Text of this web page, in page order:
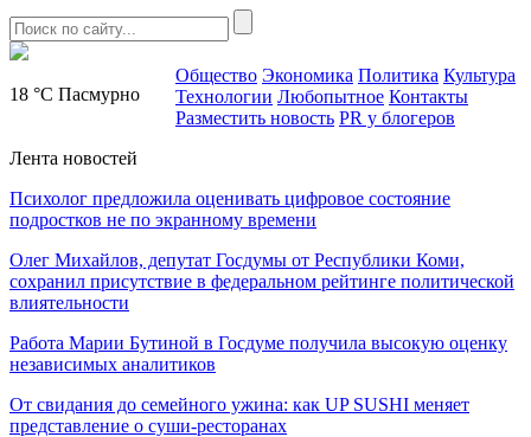
18 °C Пасмурно
Общество Экономика Политика Культура
Технологии Любопытное Контакты
Разместить новость PR у блогеров
Лента новостей
Психолог предложила оценивать цифровое состояние
подростков не по экранному времени
Олег Михайлов, депутат Госдумы от Республики Коми,
сохранил присутствие в федеральном рейтинге политической
влиятельности
Работа Марии Бутиной в Госдуме получила высокую оценку
независимых аналитиков
От свидания до семейного ужина: как UP SUSHI меняет
представление о суши-ресторанах